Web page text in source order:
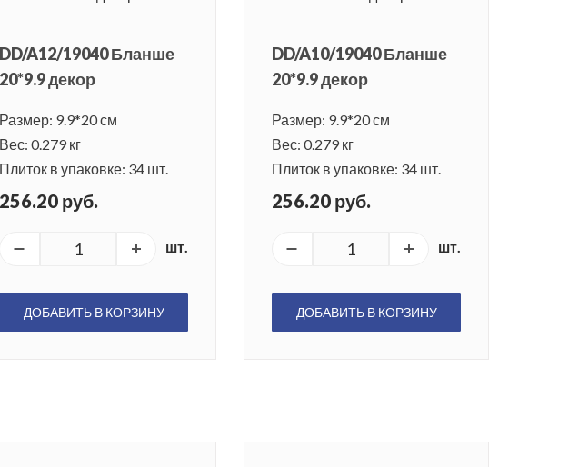
DD/A12/19040 Бланше
20*9.9 декор
Размер: 9.9*20 см
Вес: 0.279 кг
Плиток в упаковке: 34 шт.
256.20 руб.
шт.
ДОБАВИТЬ В КОРЗИНУ
DD/A10/19040 Бланше
20*9.9 декор
Размер: 9.9*20 см
Вес: 0.279 кг
Плиток в упаковке: 34 шт.
256.20 руб.
шт.
ДОБАВИТЬ В КОРЗИНУ